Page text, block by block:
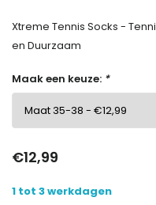
Xtreme Tennis Socks -
en Duurzaam
Maak een keuze: *
€12,99
1 tot 3 werkdagen